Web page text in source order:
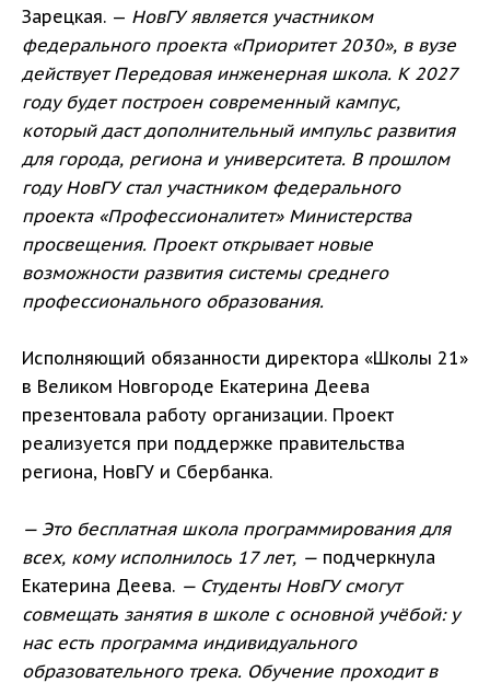
Зарецкая. — НовГУ является участником
федерального проекта «Приоритет 2030», в вузе
действует Передовая инженерная школа. К 2027
году будет построен современный кампус,
который даст дополнительный импульс развития
для города, региона и университета. В прошлом
году НовГУ стал участником федерального
проекта «Профессионалитет» Министерства
просвещения. Проект открывает новые
возможности развития системы среднего
профессионального образования.
Исполняющий обязанности директора «Школы 21»
в Великом Новгороде Екатерина Деева
презентовала работу организации. Проект
реализуется при поддержке правительства
региона, НовГУ и Сбербанка.
— Это бесплатная школа программирования для
всех, кому исполнилось 17 лет, — подчеркнула
Екатерина Деева. — Студенты НовГУ смогут
совмещать занятия в школе с основной учёбой: у
нас есть программа индивидуального
образовательного трека. Обучение проходит в